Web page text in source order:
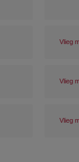
Vlieg
Vlieg
Vlieg